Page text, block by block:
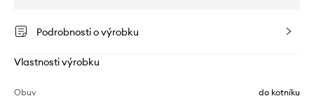
Podrobnosti o výrobku
Vlastnosti výrobku
Obuv do kotníku